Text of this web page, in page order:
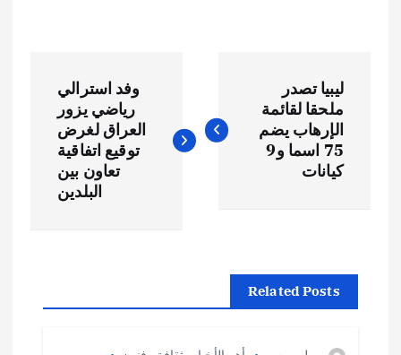
ص
ليبيا تصدر
ملحقا لقائمة
الإرهاب يضم
75 اسما و9
كيانات
وفد استرالي
رياضي يزور
العراق لغرض
توقيع اتفاقية
تعاون بين
البلدين
Related Posts